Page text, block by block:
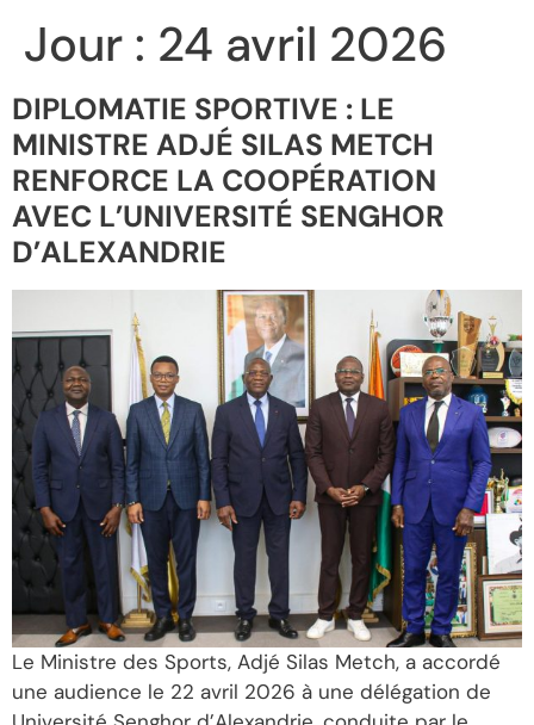
Jour : 24 avril 2026
DIPLOMATIE SPORTIVE : LE
MINISTRE ADJÉ SILAS METCH
RENFORCE LA COOPÉRATION
AVEC L’UNIVERSITÉ SENGHOR
D’ALEXANDRIE
Le Ministre des Sports, Adjé Silas Metch, a accordé
une audience le 22 avril 2026 à une délégation de